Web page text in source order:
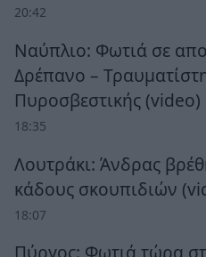
20:42
Ναύπλιο: Φωτιά σε
Δρέπανο –
Πυροσβεστικής (video)
18:35
Λουτράκι: Άνδρας
κάδους σκουπιδιών
18:07